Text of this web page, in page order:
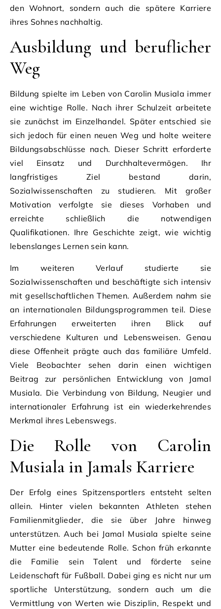
den Wohnort, sondern auch die spätere Karriere
ihres Sohnes nachhaltig.
Ausbildung und beruflicher
Weg
Bildung spielte im Leben von Carolin Musiala immer
eine wichtige Rolle. Nach ihrer Schulzeit arbeitete
sie zunächst im Einzelhandel. Später entschied sie
sich jedoch für einen neuen Weg und holte weitere
Bildungsabschlüsse nach. Dieser Schritt erforderte
viel Einsatz und Durchhaltevermögen. Ihr
langfristiges Ziel bestand darin,
Sozialwissenschaften zu studieren. Mit großer
Motivation verfolgte sie dieses Vorhaben und
erreichte schließlich die notwendigen
Qualifikationen. Ihre Geschichte zeigt, wie wichtig
lebenslanges Lernen sein kann.
Im weiteren Verlauf studierte sie
Sozialwissenschaften und beschäftigte sich intensiv
mit gesellschaftlichen Themen. Außerdem nahm sie
an internationalen Bildungsprogrammen teil. Diese
Erfahrungen erweiterten ihren Blick auf
verschiedene Kulturen und Lebensweisen. Genau
diese Offenheit prägte auch das familiäre Umfeld.
Viele Beobachter sehen darin einen wichtigen
Beitrag zur persönlichen Entwicklung von Jamal
Musiala. Die Verbindung von Bildung, Neugier und
internationaler Erfahrung ist ein wiederkehrendes
Merkmal ihres Lebenswegs.
Die Rolle von Carolin
Musiala in Jamals Karriere
Der Erfolg eines Spitzensportlers entsteht selten
allein. Hinter vielen bekannten Athleten stehen
Familienmitglieder, die sie über Jahre hinweg
unterstützen. Auch bei Jamal Musiala spielte seine
Mutter eine bedeutende Rolle. Schon früh erkannte
die Familie sein Talent und förderte seine
Leidenschaft für Fußball. Dabei ging es nicht nur um
sportliche Unterstützung, sondern auch um die
Vermittlung von Werten wie Disziplin, Respekt und